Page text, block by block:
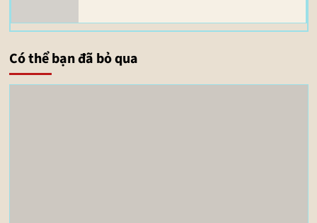
Có thể bạn đã bỏ qua